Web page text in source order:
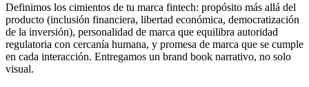
Definimos los cimientos de tu marca fintech: propósito más allá del
producto (inclusión financiera, libertad económica, democratización
de la inversión), personalidad de marca que equilibra autoridad
regulatoria con cercanía humana, y promesa de marca que se cumple
en cada interacción. Entregamos un brand book narrativo, no solo
visual.